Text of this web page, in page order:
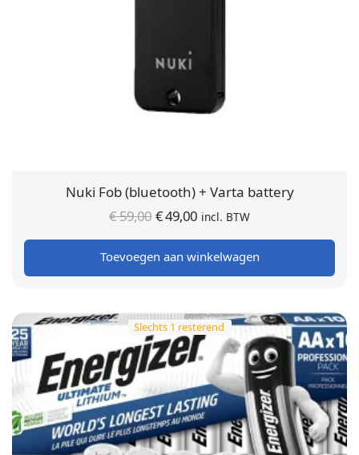
Nuki Fob (bluetooth) + Varta battery
€59,00Oorspronkelijke
prijs was:
€ 59,00.
€49,00 Huidige
prijs is:
€ 49,00.
incl. BTW
Toevoegen aan winkelwagen
Slechts 1 resterend